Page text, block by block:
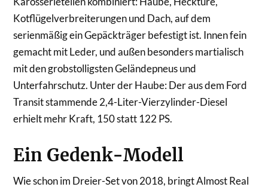
Kotflügelverbreiterungen und Dach, auf dem
serienmäßig ein Gepäckträger befestigt ist. Innen fein
gemacht mit Leder, und außen besonders martialisch
mit den grobstolligsten Geländepneus und
Unterfahrschutz. Unter der Haube: Der aus dem Ford
Transit stammende 2,4-Liter-Vierzylinder-Diesel
erhielt mehr Kraft, 150 statt 122 PS.
Ein Gedenk-Modell
Wie schon im Dreier-Set von 2018, bringt Almost Real